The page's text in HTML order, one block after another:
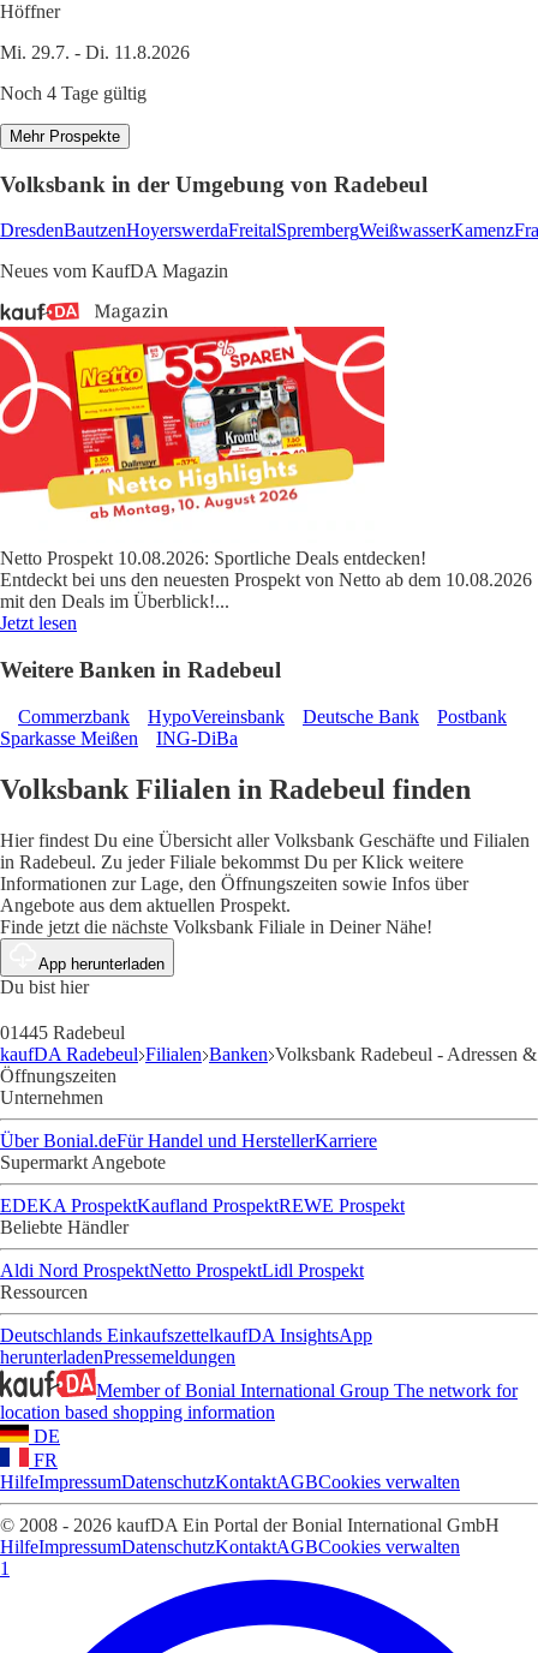
Höffner
Mi. 29.7. - Di. 11.8.2026
Noch 4 Tage gültig
Mehr Prospekte
Volksbank in der Umgebung von Radebeul
DresdenBautzenHoyerswerdaFreitalSprembergWeißwasserKamenz
Neues vom KaufDA Magazin
Netto Prospekt 10.08.2026: Sportliche Deals entdecken!
Entdeckt bei uns den neuesten Prospekt von Netto ab dem 10.08.2026
mit den Deals im Überblick!...
Jetzt lesen
Weitere Banken in Radebeul
Commerzbank HypoVereinsbank Deutsche Bank
Postbank
Sparkasse Meißen
ING-DiBa
Volksbank Filialen in Radebeul finden
Hier findest Du eine Übersicht aller Volksbank Geschäfte und Filialen
in Radebeul. Zu jeder Filiale bekommst Du per Klick weitere
Informationen zur Lage, den Öffnungszeiten sowie Infos über
Angebote aus dem aktuellen Prospekt.
Finde jetzt die nächste Volksbank Filiale in Deiner Nähe!
App herunterladen
Du bist hier
01445 Radebeul
kaufDA Radebeul Filialen Banken Volksbank Radebeul - Adressen &
Öffnungszeiten
Unternehmen
Über Bonial.deFür Handel und HerstellerKarriere
Supermarkt Angebote
EDEKA ProspektKaufland ProspektREWE Prospekt
Beliebte Händler
Aldi Nord ProspektNetto ProspektLidl Prospekt
Ressourcen
Deutschlands EinkaufszettelkaufDA InsightsApp
herunterladenPressemeldungen
Member of Bonial International Group The network for
location based shopping information
DE
FR
HilfeImpressumDatenschutzKontaktAGBCookies verwalten
© 2008 - 2026 kaufDA Ein Portal der Bonial International GmbH
HilfeImpressumDatenschutzKontaktAGBCookies verwalten
1